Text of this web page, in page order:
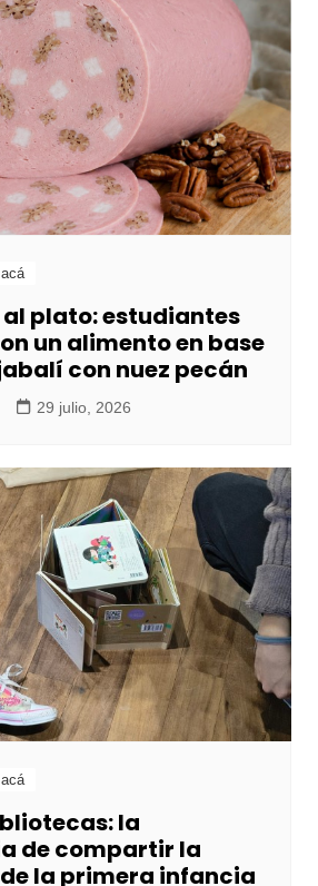
al plato: estudiantes
un alimento en base
con nuez pecán
29 julio, 2026
la
de compartir la
la primera infancia